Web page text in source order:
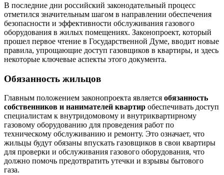
В последние дни российский законодательный процесс
отметился значительным шагом в направлении обеспечения
безопасности и эффективности обслуживания газового
оборудования в жилых помещениях. Законопроект, который
прошел первое чтение в Государственной Думе, вводит новые
правила, упрощающие доступ газовщиков в квартиры, и здесь
некоторые ключевые аспекты этого документа.
Обязанность жильцов
Главным положением законопроекта является обязанность
собственников и нанимателей квартир обеспечивать доступ
специалистам к внутридомовому и внутриквартирному
газовому оборудованию для проведения работ по
техническому обслуживанию и ремонту. Это означает, что
жильцы будут обязаны впускать газовщиков в свои квартиры
для проверки и обслуживания газового оборудования, что
должно помочь предотвратить утечки и взрывы бытового
газа.